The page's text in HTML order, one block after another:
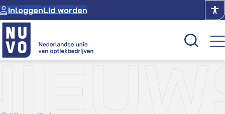
Ga
naar
de
inhoud
InloggenLid worden